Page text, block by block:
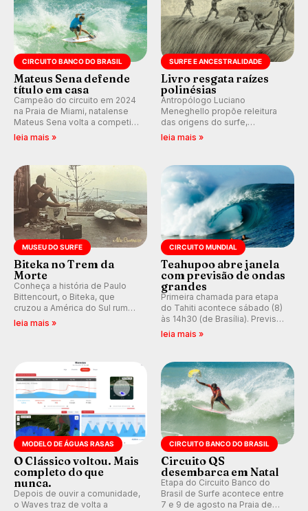
CIRCUITO BANCO DO BRASIL
Mateus Sena defende
título em casa
Campeão do circuito em 2024
na Praia de Miami, natalense
Mateus Sena volta a competir
em casa em busca de manter a
leia mais »
SURFE E ANCESTRALIDADE
Livro resgata raízes
polinésias
Antropólogo Luciano
Meneghello propõe releitura
das origens do surfe,
resgatando a cultura polinésia
prática em esporte e indústria.
leia mais »
MUSEU DO SURFE
Biteka no Trem da
Morte
Conheça a história de Paulo
Bittencourt, o Biteka, que
cruzou a América do Sul rumo
ao Pacífico em uma jornada
leia mais »
CIRCUITO MUNDIAL
Teahupoo abre janela
com previsão de ondas
grandes
Primeira chamada para etapa
do Tahiti acontece sábado (8)
às 14h30 (de Brasília). Previsão
indica swell consistente.
Kelly Slater convidado.
leia mais »
MODELO DE ÁGUAS RASAS
O Clássico voltou. Mais
completo do que
nunca.
Depois de ouvir a comunidade,
o Waves traz de volta a
CIRCUITO BANCO DO BRASIL
Circuito QS
desembarca em Natal
Etapa do Circuito Banco do
Brasil de Surfe acontece entre
7 e 9 de agosto na Praia de